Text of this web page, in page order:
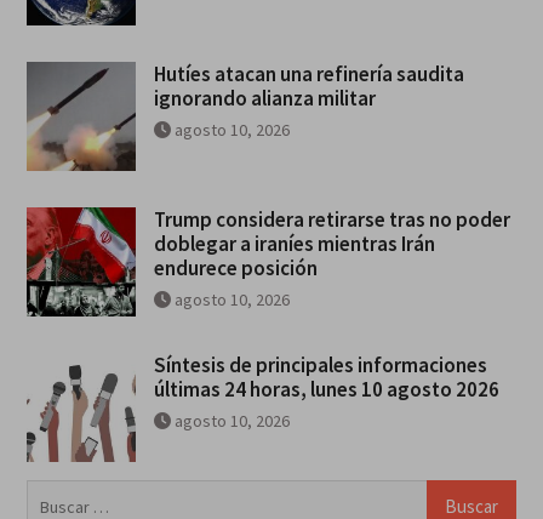
Hutíes atacan una refinería saudita
ignorando alianza militar
agosto 10, 2026
Trump considera retirarse tras no poder
doblegar a iraníes mientras Irán
endurece posición
agosto 10, 2026
Síntesis de principales informaciones
últimas 24 horas, lunes 10 agosto 2026
agosto 10, 2026